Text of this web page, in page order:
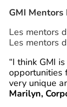
GMI
Les mentors
Les mentors
“I think GMI
opportunities
very unique
Marilyn,